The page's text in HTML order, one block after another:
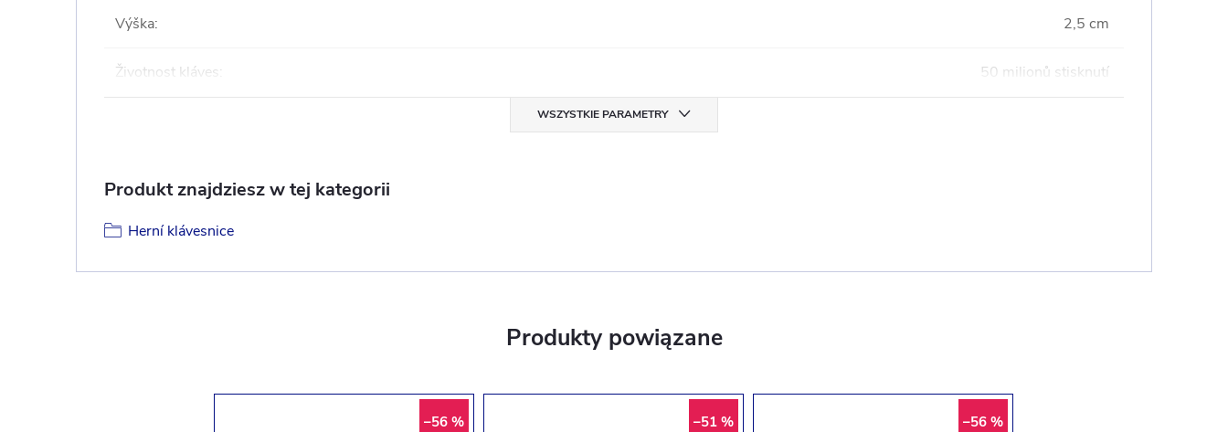
Výška: 2,5 cm
Životnost kláves: 50 milionů stisknutí
WSZYSTKIE PARAMETRY
Produkt znajdziesz w tej kategorii
Herní klávesnice
Produkty powiązane
–56 % –51 % –56 %